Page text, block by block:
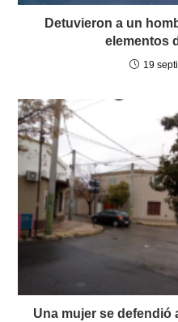
Detuvieron a un
elementos
19
Una mujer se defendió